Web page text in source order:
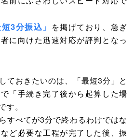
短3分振込」 を掲げており、急ぎ
に向けた迅速対応が評判となっ
ておきたいのは、「最短3分」と
「手続き完了後から起算した場
。
すべてが3分で終わるわけではな
ど必要な工程が完了した後、振